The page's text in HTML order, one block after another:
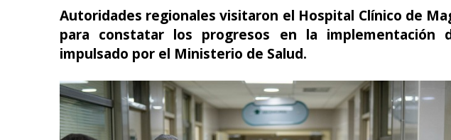
Autoridades regionales visitaron el Hospital Clínico de
para constatar los progresos en la implementación
impulsado por el Ministerio de Salud.